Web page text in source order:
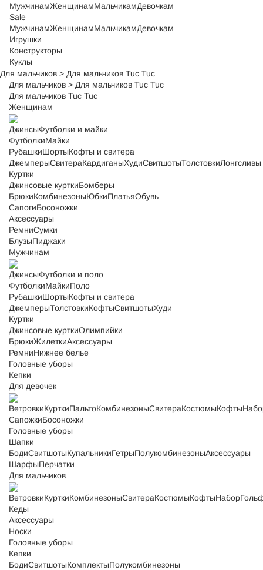
МужчинамЖенщинамМальчикамДевочкам
Sale
МужчинамЖенщинамМальчикамДевочкам
Игрушки
Конструкторы
Куклы
Для мальчиков > Для мальчиков Tuc Tuc
Для мальчиков > Для мальчиков Tuc Tuc
Для мальчиков Tuc Tuc
Женщинам
ДжинсыФутболки и майки
ФутболкиМайки
РубашкиШортыКофты и свитера
ДжемперыСвитераКардиганыХудиСвитшотыТолстовкиЛонгсливы
Куртки
Джинсовые курткиБомберы
БрюкиКомбинезоныЮбкиПлатьяОбувь
СапогиБосоножки
Аксессуары
РемниСумки
БлузыПиджаки
Мужчинам
ДжинсыФутболки и поло
ФутболкиМайкиПоло
РубашкиШортыКофты и свитера
ДжемперыТолстовкиКофтыСвитшотыХуди
Куртки
Джинсовые курткиОлимпийки
БрюкиЖилеткиАксессуары
РемниНижнее белье
Головные уборы
Кепки
Для девочек
ВетровкиКурткиПальтоКомбинезоныСвитераКостюмыКофты
СапожкиБосоножки
Головные уборы
Шапки
БодиСвитшотыКупальникиГетрыПолукомбинезоныАксессуары
ШарфыПерчатки
Для мальчиков
ВетровкиКурткиКомбинезоныСвитераКостюмыКофтыНабор
Кеды
Аксессуары
Носки
Головные уборы
Кепки
БодиСвитшотыКомплектыПолукомбинезоны